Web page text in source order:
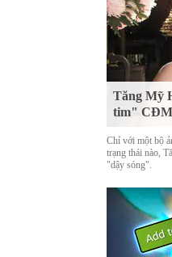
Tăng Mỹ
tim" CĐM
Chỉ với một bộ
trạng thái nào,
"dậy sóng".